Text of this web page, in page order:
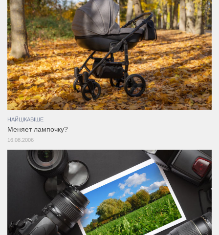
НАЙЦІКАВІШЕ
Меняет лампочку?
16.08.2006